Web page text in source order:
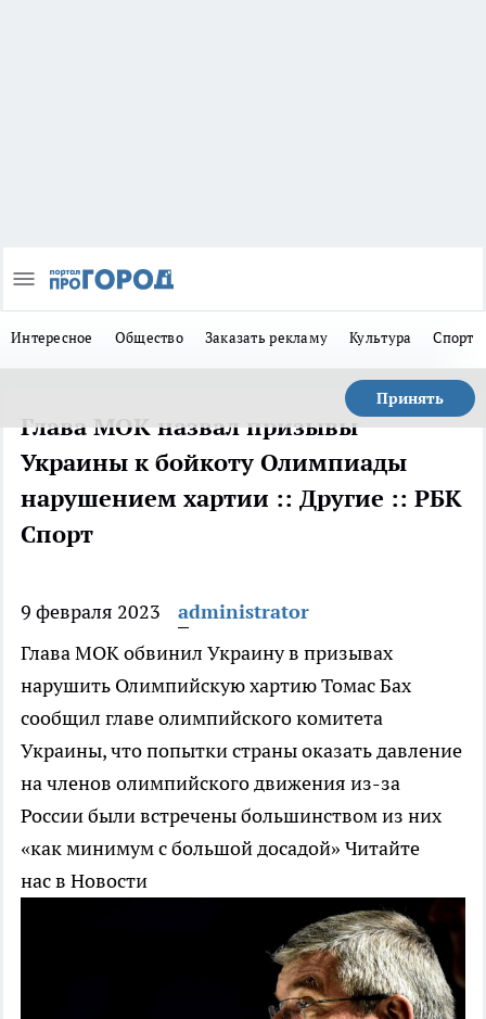
Интересное Общество Заказать рекламу Культура Спорт
Принять
Глава МОК назвал призывы
Украины к бойкоту Олимпиады
нарушением хартии :: Другие :: РБК
Спорт
9 февраля 2023
administrator
Глава МОК обвинил Украину в призывах
нарушить Олимпийскую хартиюТомас Бах
сообщил главе олимпийского комитета
Украины, что попытки страны оказать давление
на членов олимпийского движения из-за
России были встречены большинством из них
«как минимум с большой досадой» Читайте
нас в Новости